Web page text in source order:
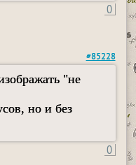
0
#85228
"не
но и без
0